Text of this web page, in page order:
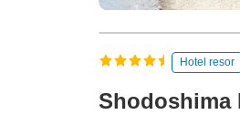
Hotel resor
Shodoshima